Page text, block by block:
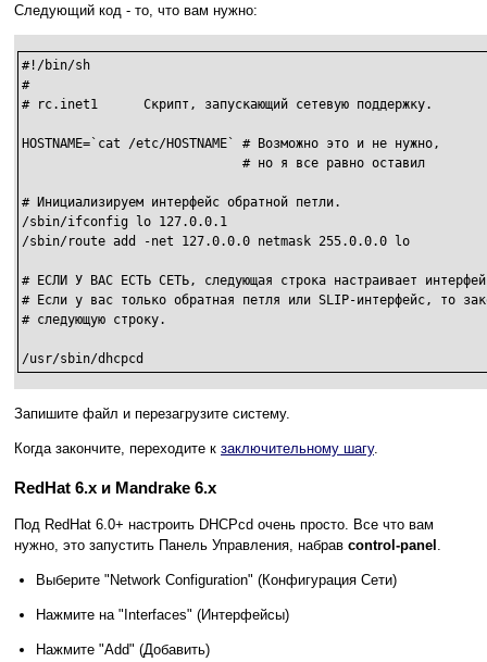
Следующий код - то, что вам нужно:
#!/bin/sh
#
# rc.inet1      Скрипт, запускающий сетевую поддержку.
HOSTNAME=`cat /etc/HOSTNAME` # Возможно это и не нужно,
                             # но я все равно оставил
# Инициализируем интерфейс обратной петли.
/sbin/ifconfig lo 127.0.0.1
/sbin/route add -net 127.0.0.0 netmask 255.0.0.0 lo
# ЕСЛИ У ВАС ЕСТЬ СЕТЬ, следующая строка настраивает
# Если у вас только обратная петля или SLIP-интерфейс, то
# следующую строку.
/usr/sbin/dhcpcd
Запишите файл и перезагрузите систему.
Когда закончите, переходите к заключительному шагу.
RedHat 6.x и Mandrake 6.x
Под RedHat 6.0+ настроить DHCPcd очень просто. Все что вам
нужно, это запустить Панель Управления, набрав control-panel
Выберите "Network Configuration" (Конфигурация Сети)
Нажмите на "Interfaces" (Интерфейсы)
Нажмите "Add" (Добавить)